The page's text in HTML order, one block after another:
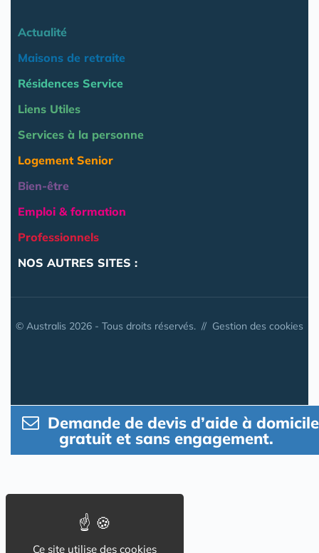
Actualité
Maisons de retraite
Résidences Service
Liens Utiles
Services à la personne
Logement Senior
Bien-être
Emploi & formation
Professionnels
NOS AUTRES SITES :
© Australis 2026 - Tous droits réservés. // Gestion des cookies
Demande de devis d’aide à domicile
gratuit et sans engagement.
Ce site utilise des cookies